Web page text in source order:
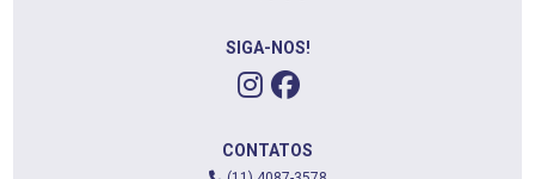
SIGA-NOS!
CONTATOS